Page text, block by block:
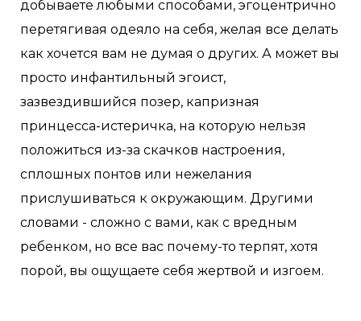
добываете любыми способами, эгоцентрично
перетягивая одеяло на себя, желая все делать
как хочется вам не думая о других. А может вы
просто инфантильный эгоист,
зазвездившийся позер, капризная
принцесса-истеричка, на которую нельзя
положиться из-за скачков настроения,
сплошных понтов или нежелания
прислушиваться к окружающим. Другими
словами - сложно с вами, как с вредным
ребенком, но все вас почему-то терпят, хотя
порой, вы ощущаете себя жертвой и изгоем.